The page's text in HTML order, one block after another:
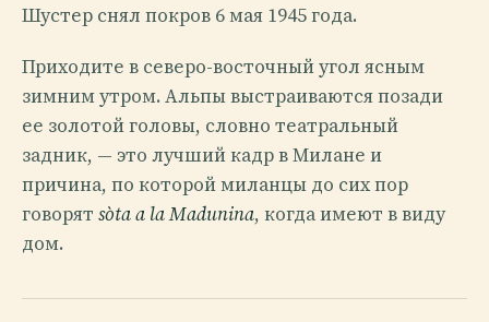
Шустер снял покров 6 мая 1945 года.
Приходите в северо-восточный угол ясным
зимним утром. Альпы выстраиваются позади
ее золотой головы, словно театральный
задник, — это лучший кадр в Милане и
причина, по которой миланцы до сих пор
говорят sòta a la Madunina, когда имеют в виду
дом.